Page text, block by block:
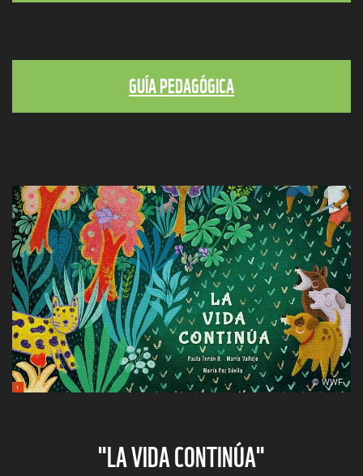
GUÍA PEDAGÓGICA
© WWF
"LA VIDA CONTINÚA"